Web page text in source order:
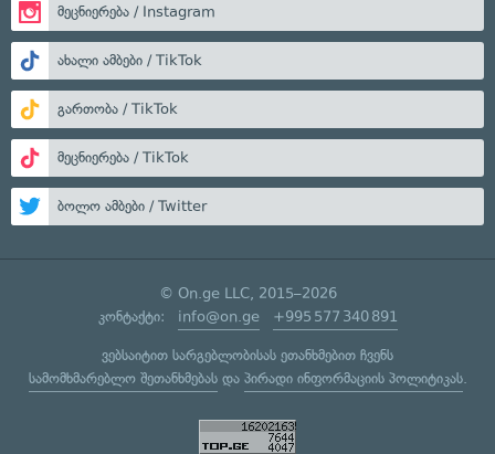
მეცნიერება / Instagram
ახალი ამბები / TikTok
გართობა / TikTok
მეცნიერება / TikTok
ბოლო ამბები / Twitter
© On.ge LLC, 2015–2026
კონტაქტი: info@on.ge +995 577 340 891
ვებსაიტით სარგებლობისას ეთანხმებით ჩვენს
სამომხმარებლო შეთანხმებასდა პირადი ინფორმაციის პოლიტიკას.